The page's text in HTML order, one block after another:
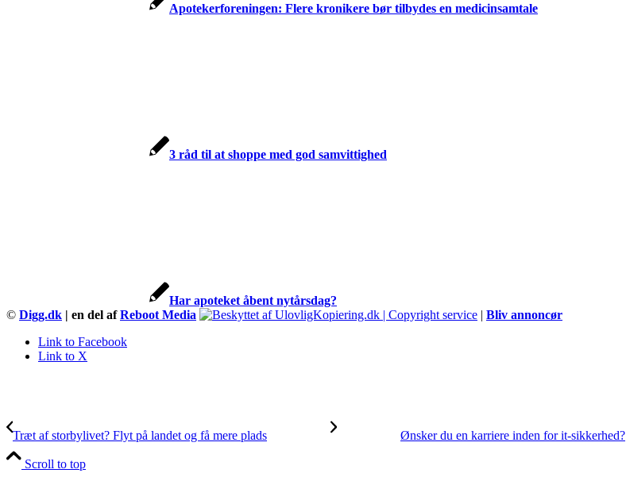
Apotekerforeningen: Flere kronikere bør tilbydes en medicinsamtale
3 råd til at shoppe med god samvittighed
Har apoteket åbent nytårsdag?
© Digg.dk | en del afReboot Media | Bliv annoncør
Link to Facebook
Link to X
Træt af storbylivet? Flyt på landet og få mere plads Ønsker du en karriere inden for it-sikkerhed?
Scroll to top